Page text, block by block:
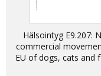
Hälsointyg E9.207:
commercial
EU of dogs, cats and